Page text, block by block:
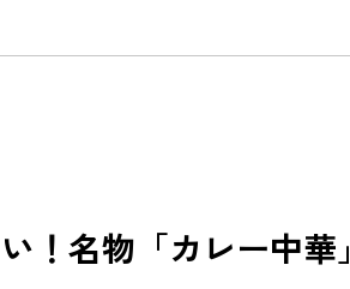
！名物「カレー中華」